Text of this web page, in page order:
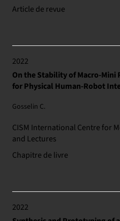
Article de revue
2022
On the Stability of Macro-Mini
for Physical Human-Robot
Gosselin C.
CISM International Centre for
and Lectures
Chapitre de livre
2022